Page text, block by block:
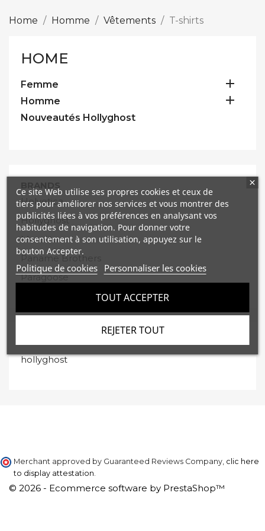
Home Homme Vêtements T-shirts
HOME
Femme 
Homme 
Nouveautés Hollyghost
Helvetica
Hollyghost
Mazalito
Paname Brothers
Paragoose
hollyghost
Ce site Web utilise ses propres cookies et ceux de
tiers pour améliorer nos services et vous montrer des
publicités liées à vos préférences en analysant vos
habitudes de navigation. Pour donner votre
consentement à son utilisation, appuyez sur le
bouton Accepter.
Politique de cookies Personnaliser les cookies
REJETER TOUT
TOUT ACCEPTER
Merchant approved by Guaranteed Reviews Company, clic here
to display attestation.
© 2026 - Ecommerce software by PrestaShop™